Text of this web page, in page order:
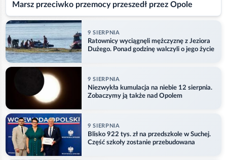
Marsz przeciwko przemocy przeszedł przez Opole
9 SIERPNIA
Ratownicy wyciągnęli mężczyznę z Jeziora
Dużego. Ponad godzinę walczyli o jego życie
9 SIERPNIA
Niezwykła kumulacja na niebie 12 sierpnia.
Zobaczymy ją także nad Opolem
9 SIERPNIA
Blisko 922 tys. zł na przedszkole w Suchej.
Część szkoły zostanie przebudowana